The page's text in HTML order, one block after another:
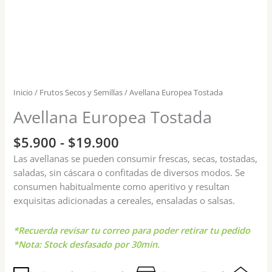
Inicio / Frutos Secos y Semillas/ Avellana Europea Tostada
Avellana Europea Tostada
$5.900 - $19.900
Las avellanas se pueden consumir frescas, secas, tostadas,
saladas, sin cáscara o confitadas de diversos modos. Se
consumen habitualmente como aperitivo y resultan
exquisitas adicionadas a cereales, ensaladas o salsas.
*Recuerda revisar tu correo para poder retirar tu pedido
*Nota: Stock desfasado por 30min.